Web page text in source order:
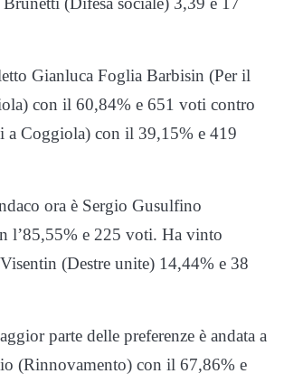
Gianluca Foglia Barbisin (Per il
con il 60,84% e 651 voti contro
a Coggiola) con il 39,15% e 419
ora è Sergio Gusulfino
l’85,55% e 225 voti. Ha vinto
(Destre unite) 14,44% e 38
parte delle preferenze è andata a
(Rinnovamento) con il 67,86% e